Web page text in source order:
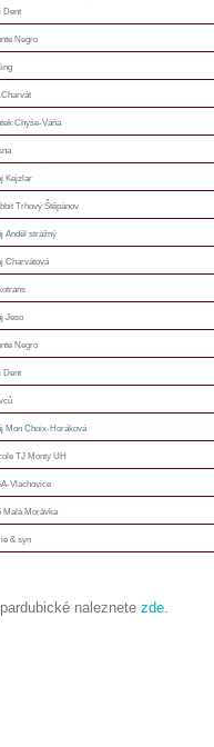
Dent
Negro
Chyše-Váňa
Kejzlar
Trhový Štěpánov
Anděl strážný
Charvátová
Jeso
Negro
Dent
Mon Choix-Horáková
TJ Monty UH
Vlachovice
Malá Morávka
& syn
naleznete zde.